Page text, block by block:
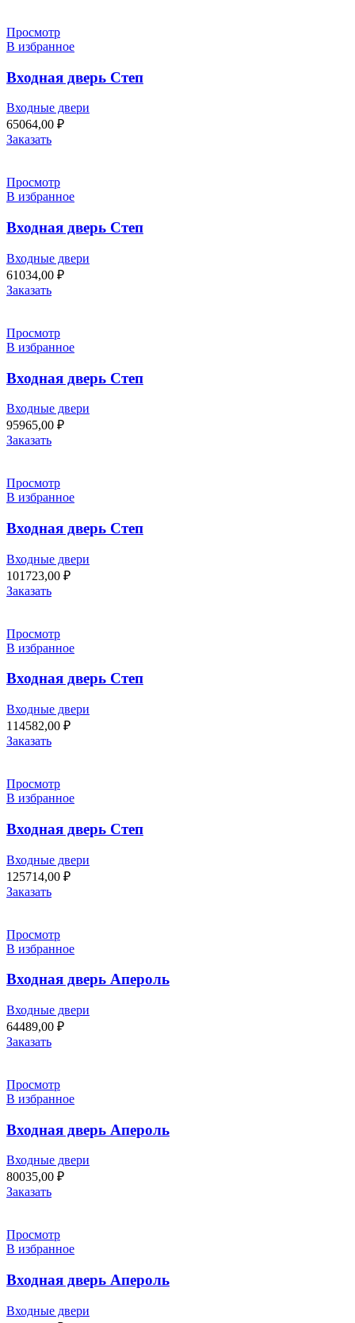
Просмотр
В избранное
Входная дверь Степ
Входные двери
65064,00 ₽
Заказать
Просмотр
В избранное
Входная дверь Степ
Входные двери
61034,00 ₽
Заказать
Просмотр
В избранное
Входная дверь Степ
Входные двери
95965,00 ₽
Заказать
Просмотр
В избранное
Входная дверь Степ
Входные двери
101723,00 ₽
Заказать
Просмотр
В избранное
Входная дверь Степ
Входные двери
114582,00 ₽
Заказать
Просмотр
В избранное
Входная дверь Степ
Входные двери
125714,00 ₽
Заказать
Просмотр
В избранное
Входная дверь Апероль
Входные двери
64489,00 ₽
Заказать
Просмотр
В избранное
Входная дверь Апероль
Входные двери
80035,00 ₽
Заказать
Просмотр
В избранное
Входная дверь Апероль
Входные двери